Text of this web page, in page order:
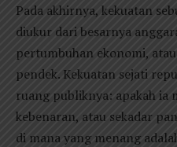
Pada akhirnya, kekuatan
diukur dari besarnya
pertumbuhan ekonomi,
pendek. Kekuatan sejati
ruang publiknya: apakah ia
kebenaran, atau sekadar
di mana yang menang